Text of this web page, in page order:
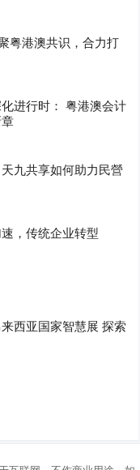
粤港澳共识，合力打
进行时： 粤港澳会计
九共享如何助力民營
，传统企业转型
西亚国家智慧展 探索